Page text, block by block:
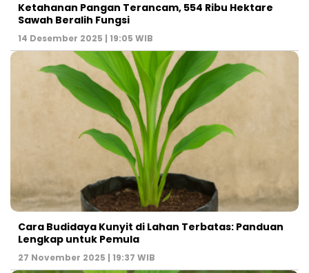
Ketahanan Pangan Terancam, 554 Ribu Hektare
Sawah Beralih Fungsi
14 Desember 2025 | 19:05 WIB
Cara Budidaya Kunyit di Lahan Terbatas: Panduan
Lengkap untuk Pemula
27 November 2025 | 19:37 WIB